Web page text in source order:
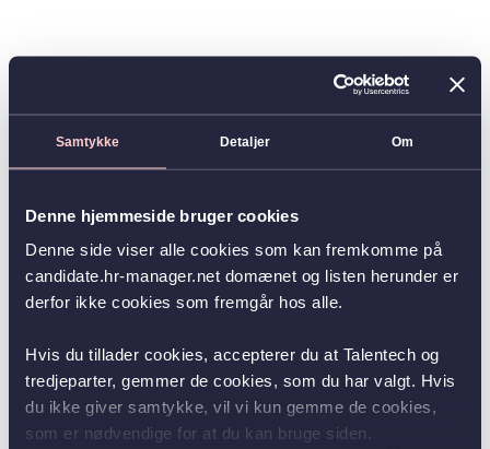
Samtykke Detaljer Om
Denne hjemmeside bruger cookies
Denne side viser alle cookies som kan fremkomme på
candidate.hr-manager.net domænet og listen herunder er
derfor ikke cookies som fremgår hos alle.
Hvis du tillader cookies, accepterer du at Talentech og
tredjeparter, gemmer de cookies, som du har valgt. Hvis
du ikke giver samtykke, vil vi kun gemme de cookies,
som er nødvendige for at du kan bruge siden.